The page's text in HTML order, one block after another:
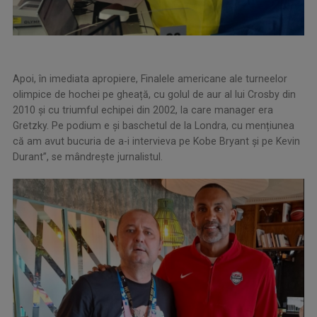
Apoi, în imediata apropiere, Finalele americane ale turneelor
olimpice de hochei pe gheață, cu golul de aur al lui Crosby din
2010 și cu triumful echipei din 2002, la care manager era
Gretzky. Pe podium e și baschetul de la Londra, cu mențiunea
că am avut bucuria de a-i intervieva pe Kobe Bryant și pe Kevin
Durant”, se mândreşte jurnalistul.